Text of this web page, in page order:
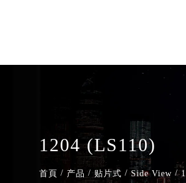
1204 (LS110)
首頁 / 产品 / 贴片式 / Side View /